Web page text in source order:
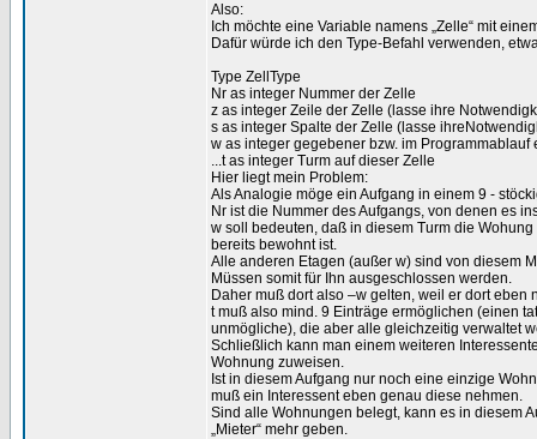
Also:
Ich möchte eine Variable namens „Zelle“ mit
Dafür würde ich den Type-Befahl verwenden,
Type ZellType
Nr as integer Nummer der Zelle
z as integer Zeile der Zelle (lasse ihre
s as integer Spalte der Zelle (lasse
w as integer gegebener bzw. im Programmablauf
...t as integer Turm auf dieser Zelle
Hier liegt mein Problem:
Als Analogie möge ein Aufgang in einem 9 -
Nr ist die Nummer des Aufgangs, von denen es
w soll bedeuten, daß in diesem Turm die Wohung
bereits bewohnt ist.
Alle anderen Etagen (außer w) sind von diesem
Müssen somit für Ihn ausgeschlossen werden.
Daher muß dort also –w gelten, weil er dort eben
t muß also mind. 9 Einträge ermöglichen (einen
unmögliche), die aber alle gleichzeitig verwaltet
Schließlich kann man einem weiteren
Wohnung zuweisen.
Ist in diesem Aufgang nur noch eine einzige
muß ein Interessent eben genau diese nehmen.
Sind alle Wohnungen belegt, kann es in diesem
„Mieter“ mehr geben.